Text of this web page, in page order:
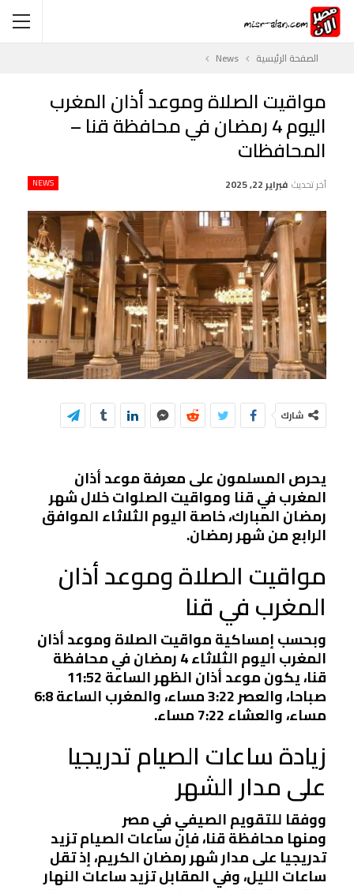
الصفحة الرئيسية News
مواقيت الصلاة وموعد أذان المغرب
اليوم 4 رمضان في محافظة قنا –
المحافظات
NEWS آخر تحديث فبراير 22, 2025
شارك
يحرص المسلمون على معرفة موعد أذان
المغرب في قنا ومواقيت الصلوات خلال شهر
رمضان المبارك، خاصة اليوم الثلاثاء الموافق
الرابع من شهر رمضان.
مواقيت الصلاة وموعد أذان
المغرب في قنا
وبحسب إمساكية مواقيت الصلاة وموعد أذان
المغرب اليوم الثلاثاء 4 رمضان في محافظة
قنا، يكون موعد أذان الظهر الساعة 11:52
صباحا، والعصر 3:22 مساء، والمغرب الساعة 6:8
مساء، والعشاء 7:22 مساء.
زيادة ساعات الصيام تدريجيا
على مدار الشهر
ووفقا للتقويم الصيفي في مصر
ومنها محافظة قنا، فإن ساعات الصيام تزيد
تدريجيا على مدار شهر رمضان الكريم، إذ تقل
ساعات الليل، وفي المقابل تزيد ساعات النهار